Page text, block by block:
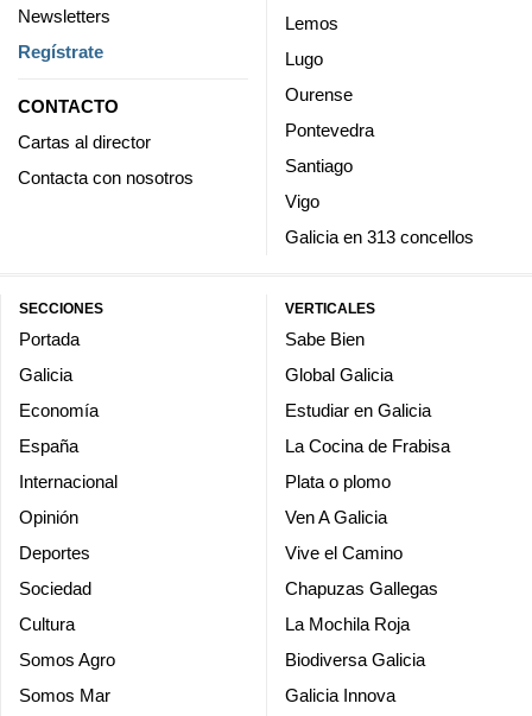
Newsletters
Regístrate
CONTACTO
Cartas al director
Contacta con nosotros
Lemos
Lugo
Ourense
Pontevedra
Santiago
Vigo
Galicia en 313 concellos
SECCIONES
Portada
Galicia
Economía
España
Internacional
Opinión
Deportes
Sociedad
Cultura
Somos Agro
Somos Mar
VERTICALES
Sabe Bien
Global Galicia
Estudiar en Galicia
La Cocina de Frabisa
Plata o plomo
Ven A Galicia
Vive el Camino
Chapuzas Gallegas
La Mochila Roja
Biodiversa Galicia
Galicia Innova